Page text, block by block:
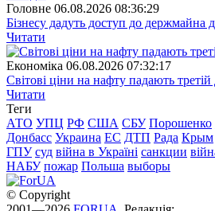
Головне 06.08.2026 08:36:29
Бізнесу дадуть доступ до держмайна
Читати
Економіка 06.08.2026 07:32:17
Світові ціни на нафту падають третій
Читати
Теги
АТО УПЦ РФ США СБУ Порошенко
Донбасс Украина ЕС ДТП Рада Крым
ГПУ суд війна в Україні санкции
НАБУ пожар Польша выборы
© Copyright